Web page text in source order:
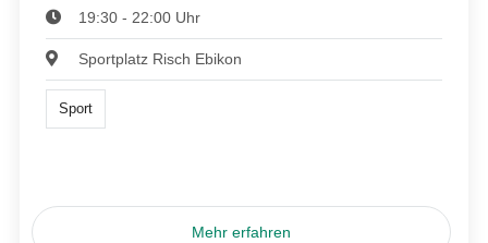
19:30 - 22:00 Uhr
Sportplatz Risch Ebikon
Sport
Mehr erfahren